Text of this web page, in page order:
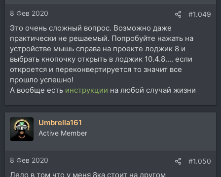
8 Фев 2020 #1.049
Это очень сложный вопрос. Возможно даже
практически не решаемый. Попробуйте нажать на
устройстве мышь справа на проекте лоджик 8 и
выбрать кнопочку открыть в лоджик 10.4.8.... если
откроется и переконвертируется то значит все
прошло успешно!
А вообще есть инструкции на любой случай жизни
Umbrella161
Active Member
8 Фев 2020 #1.050
Дело в том что у меня 8ка стоит на другом